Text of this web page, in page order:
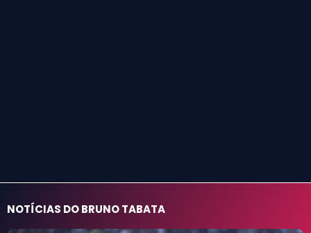
NOTÍCIAS DO BRUNO TABATA